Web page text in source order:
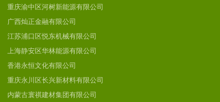
重庆渝中区河树新能源有限公司
广西灿正金融有限公司
江苏浦口区悦东机械有限公司
上海静安区华林能源有限公司
香港永恒文化有限公司
重庆永川区长兴新材料有限公司
内蒙古寰祺建材集团有限公司